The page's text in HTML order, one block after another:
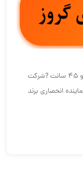
?شلنگ فشارقوی گریس گروز ?دردو سایز 30 و 45 سانت ?شرکت
انحصاری برند